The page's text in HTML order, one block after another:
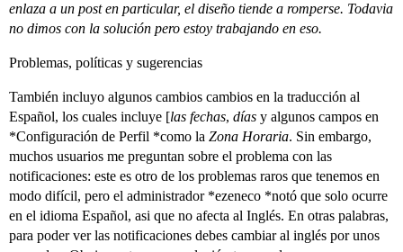
enlaza a un post en particular, el diseño tiende a romperse. Todavia
no dimos con la solución pero estoy trabajando en eso.
Problemas, políticas y sugerencias
También incluyo algunos cambios cambios en la traducción al
Español, los cuales incluye [las fechas, días y algunos campos en
*Configuración de Perfil *como la Zona Horaria. Sin embargo,
muchos usuarios me preguntan sobre el problema con las
notificaciones: este es otro de los problemas raros que tenemos en
modo difícil, pero el administrador *ezeneco *notó que solo ocurre
en el idioma Español, asi que no afecta al Inglés. En otras palabras,
para poder ver las notificaciones debes cambiar al inglés por unos